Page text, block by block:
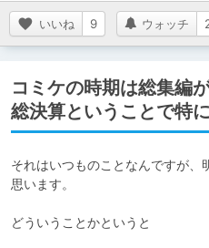
いいね 9 ウォッチ
コミケの時期は総集編
総決算ということで特
それはいつものことなんですが、
思います。
どういうことかというと